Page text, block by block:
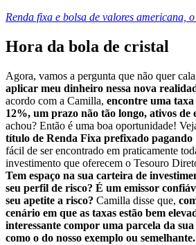
Renda fixa e bolsa de valores americana,
Hora da bola de cristal
Agora, vamos a pergunta que não quer
aplicar meu dinheiro nessa nova
acordo com a Camilla, encontre uma
12%, um prazo não tão longo, ativos de
achou? Então é uma boa oportunidade!
título de Renda Fixa prefixado pagando
fácil de ser encontrado em praticamente
investimento que oferecem o Tesouro
Tem espaço na sua carteira de
seu perfil de risco? É um emissor
seu apetite a risco? Camilla disse que,
cenário em que as taxas estão bem
interessante compor uma parcela da
como o do nosso exemplo ou semelhante.